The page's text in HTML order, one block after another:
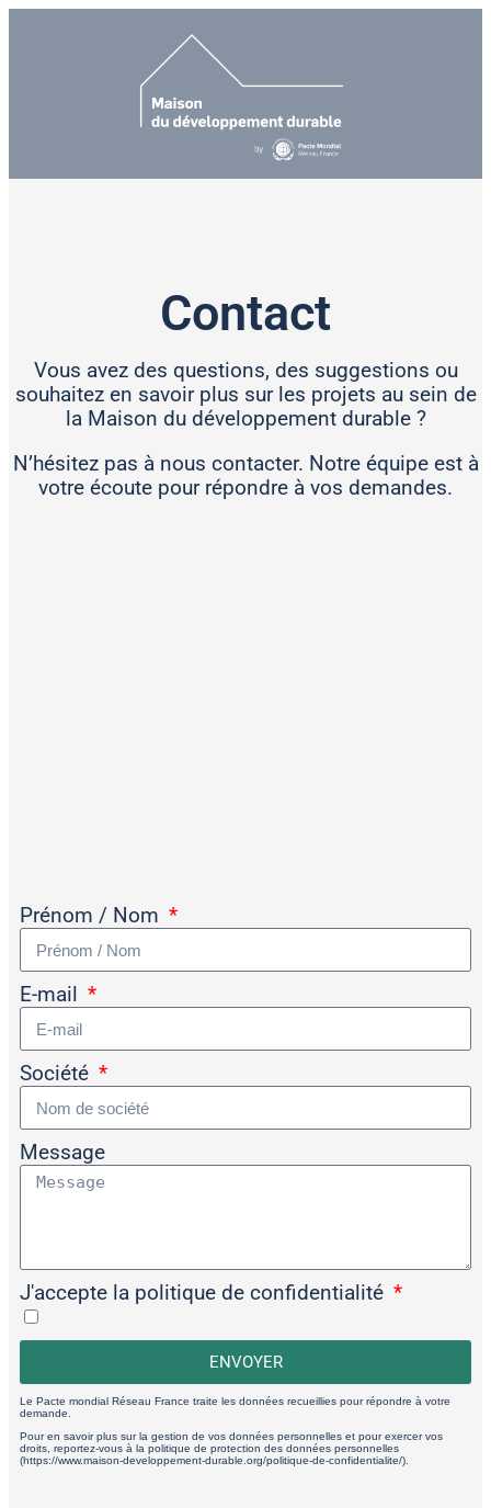
Contact
Vous avez des questions, des suggestions ou
souhaitez en savoir plus sur les projets au sein de
la Maison du développement durable ?
N’hésitez pas à nous contacter. Notre équipe est à
votre écoute pour répondre à vos demandes.
Prénom / Nom
E-mail
Société
Message
J'accepte la politique de confidentialité
ENVOYER
Le Pacte mondial Réseau France traite les données recueillies pour répondre à votre
demande.
Pour en savoir plus sur la gestion de vos données personnelles et pour exercer vos
droits, reportez-vous à la politique de protection des données personnelles
(https://www.maison-developpement-durable.org/politique-de-confidentialite/).